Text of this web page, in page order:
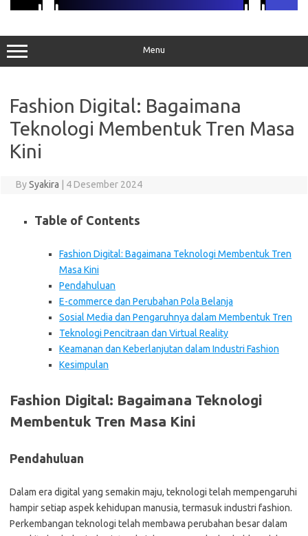
Menu
Fashion Digital: Bagaimana
Teknologi Membentuk Tren Masa
Kini
BySyakira 4 Desember 2024
Table of Contents
Fashion Digital: Bagaimana Teknologi Membentuk Tren
Masa Kini
Pendahuluan
E-commerce dan Perubahan Pola Belanja
Sosial Media dan Pengaruhnya dalam Membentuk Tren
Teknologi Pencitraan dan Virtual Reality
Keamanan dan Keberlanjutan dalam Industri Fashion
Kesimpulan
Fashion Digital: Bagaimana Teknologi
Membentuk Tren Masa Kini
Pendahuluan
Dalam era digital yang semakin maju, teknologi telah mempengaruhi
hampir setiap aspek kehidupan manusia, termasuk industri fashion.
Perkembangan teknologi telah membawa perubahan besar dalam